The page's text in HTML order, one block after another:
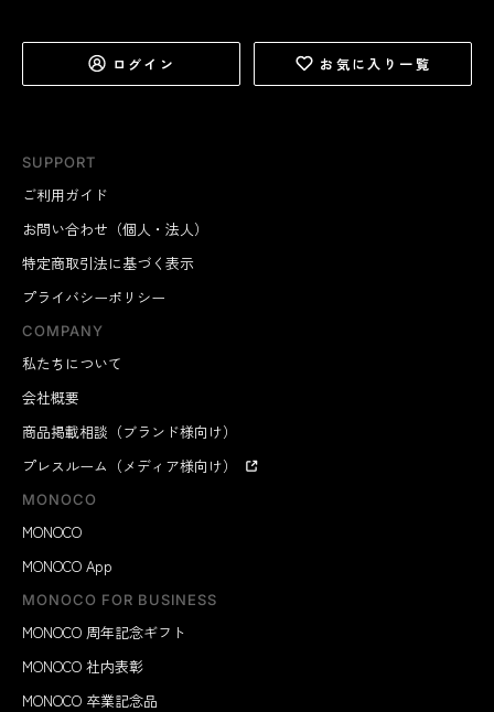
SUPPORT
ご利用ガイド
お問い合わせ（個人・法人）
特定商取引法に基づく表示
プライバシーポリシー
COMPANY
私たちについて
会社概要
商品掲載相談（ブランド様向け）
プレスルーム（メディア様向け）
MONOCO
MONOCO
MONOCO App
MONOCO FOR BUSINESS
MONOCO 周年記念ギフト
MONOCO 社内表彰
MONOCO 卒業記念品
ログイン お気に入り一覧